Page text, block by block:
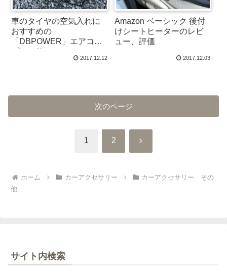
車のタイヤの空気入れに
おすすめの
「DBPOWER」エアコン
プレッサー
2017.12.12
Amazon ベーシック 後付
けシートヒーターのレビ
ュー、評価
2017.12.03
次のページ
1 2 次
ホーム カーアクセサリー
カーアクセサリー その
他
サイト内検索